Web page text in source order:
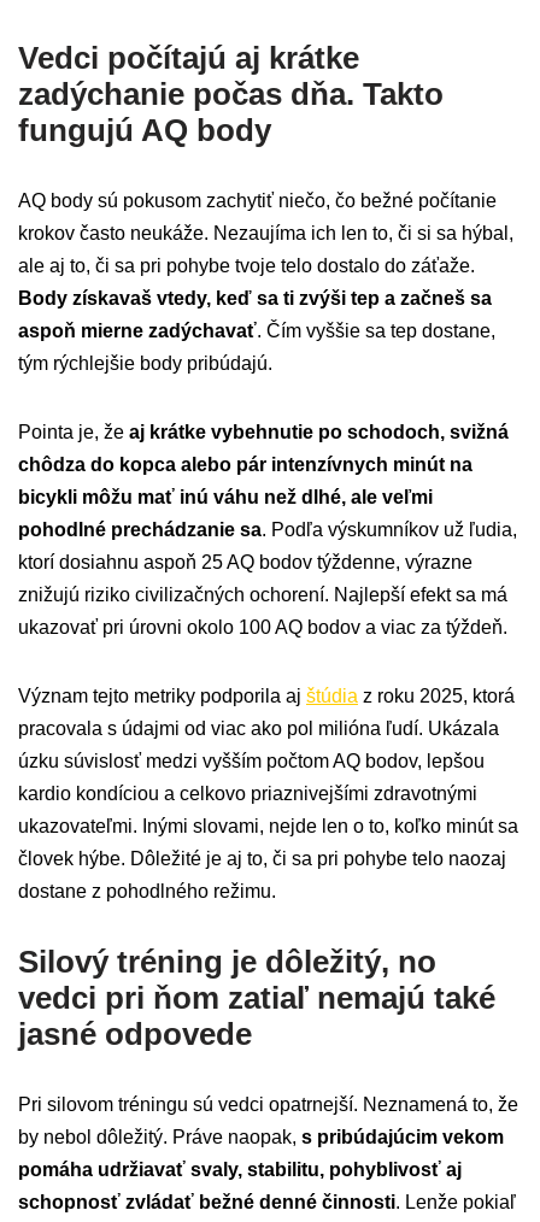
Vedci počítajú aj krátke
zadýchanie počas dňa. Takto
fungujú AQ body
AQ body sú pokusom zachytiť niečo, čo bežné počítanie
krokov často neukáže. Nezaujíma ich len to, či si sa hýbal,
ale aj to, či sa pri pohybe tvoje telo dostalo do záťaže.
Body získavaš vtedy, keď sa ti zvýši tep a začneš sa
aspoň mierne zadýchavať. Čím vyššie sa tep dostane,
tým rýchlejšie body pribúdajú.
Pointa je, že aj krátke vybehnutie po schodoch, svižná
chôdza do kopca alebo pár intenzívnych minút na
bicykli môžu mať inú váhu než dlhé, ale veľmi
pohodlné prechádzanie sa. Podľa výskumníkov už ľudia,
ktorí dosiahnu aspoň 25 AQ bodov týždenne, výrazne
znižujú riziko civilizačných ochorení. Najlepší efekt sa má
ukazovať pri úrovni okolo 100 AQ bodov a viac za týždeň.
Význam tejto metriky podporila aj štúdia z roku 2025, ktorá
pracovala s údajmi od viac ako pol milióna ľudí. Ukázala
úzku súvislosť medzi vyšším počtom AQ bodov, lepšou
kardio kondíciou a celkovo priaznivejšími zdravotnými
ukazovateľmi. Inými slovami, nejde len o to, koľko minút sa
človek hýbe. Dôležité je aj to, či sa pri pohybe telo naozaj
dostane z pohodlného režimu.
Silový tréning je dôležitý, no
vedci pri ňom zatiaľ nemajú také
jasné odpovede
Pri silovom tréningu sú vedci opatrnejší. Neznamená to, že
by nebol dôležitý. Práve naopak, s pribúdajúcim vekom
pomáha udržiavať svaly, stabilitu, pohyblivosť aj
schopnosť zvládať bežné denné činnosti. Lenže pokiaľ